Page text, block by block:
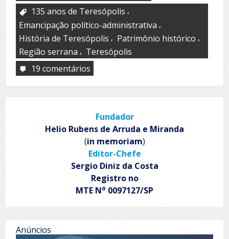
135 anos de Teresópolis ,
Emancipação político-administrativa ,
História de Teresópolis , Patrimônio histórico ,
Região serrana , Teresópolis
19 comentários
celebra
de
emancipação
Fundador
Helio Rubens de Arruda e Miranda
(in memoriam)
Editor-Chefe
Sergio Diniz da Costa
Registro no
MTE No 0097127/SP
Anúncios